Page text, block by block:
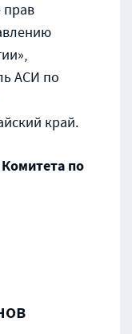
прав
АСИ по
край.
по